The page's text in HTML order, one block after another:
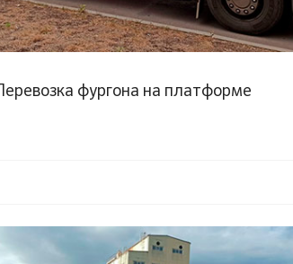
Перевозка фургона на платформе